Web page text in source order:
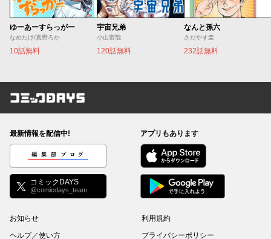
ゆーあーすらっがー
なめたけ/真野ろか
10話無料
宇宙兄弟
小山宙哉
120話無料
なんと孫六
さだやす圭
232話無料
コミックDAYS
最新情報を配信中!
編集部ブログ
コミックDAYS
@comicdays_team
アプリもあります
お知らせ
ヘルプ／使い方
利用規約
プライバシーポリシー